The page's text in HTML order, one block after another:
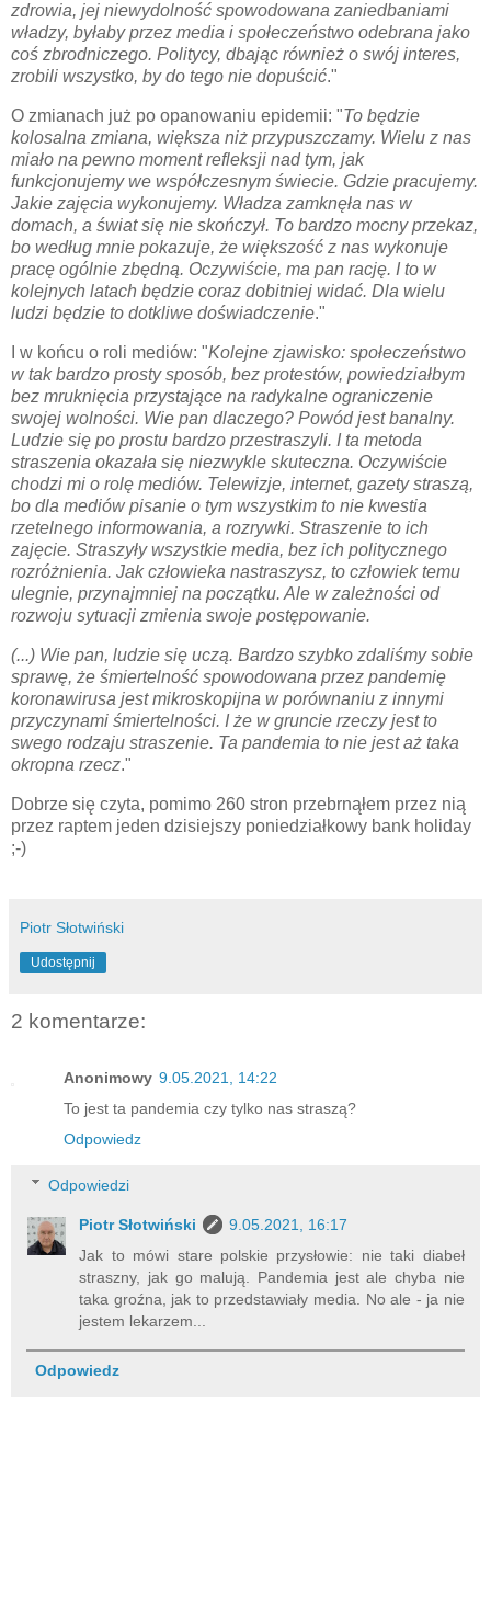
zdrowia, jej niewydolność spowodowana zaniedbaniami
władzy, byłaby przez media i społeczeństwo odebrana jako
coś zbrodniczego. Politycy, dbając również o swój interes,
zrobili wszystko, by do tego nie dopuścić."
O zmianach już po opanowaniu epidemii: "To będzie
kolosalna zmiana, większa niż przypuszczamy. Wielu z nas
miało na pewno moment refleksji nad tym, jak
funkcjonujemy we współczesnym świecie. Gdzie pracujemy.
Jakie zajęcia wykonujemy. Władza zamknęła nas w
domach, a świat się nie skończył. To bardzo mocny przekaz,
bo według mnie pokazuje, że większość z nas wykonuje
pracę ogólnie zbędną. Oczywiście, ma pan rację. I to w
kolejnych latach będzie coraz dobitniej widać. Dla wielu
ludzi będzie to dotkliwe doświadczenie."
I w końcu o roli mediów: "Kolejne zjawisko: społeczeństwo
w tak bardzo prosty sposób, bez protestów, powiedziałbym
bez mruknięcia przystające na radykalne ograniczenie
swojej wolności. Wie pan dlaczego? Powód jest banalny.
Ludzie się po prostu bardzo przestraszyli. I ta metoda
straszenia okazała się niezwykle skuteczna. Oczywiście
chodzi mi o rolę mediów. Telewizje, internet, gazety straszą,
bo dla mediów pisanie o tym wszystkim to nie kwestia
rzetelnego informowania, a rozrywki. Straszenie to ich
zajęcie. Straszyły wszystkie media, bez ich politycznego
rozróżnienia. Jak człowieka nastraszysz, to człowiek temu
ulegnie, przynajmniej na początku. Ale w zależności od
rozwoju sytuacji zmienia swoje postępowanie.
(...) Wie pan, ludzie się uczą. Bardzo szybko zdaliśmy sobie
sprawę, że śmiertelność spowodowana przez pandemię
koronawirusa jest mikroskopijna w porównaniu z innymi
przyczynami śmiertelności. I że w gruncie rzeczy jest to
swego rodzaju straszenie. Ta pandemia to nie jest aż taka
okropna rzecz."
Dobrze się czyta, pomimo 260 stron przebrnąłem przez nią
przez raptem jeden dzisiejszy poniedziałkowy bank holiday
;-)
Piotr Słotwiński
Udostępnij
2 komentarze:
Anonimowy 9.05.2021, 14:22
To jest ta pandemia czy tylko nas straszą?
Odpowiedz
Odpowiedzi
Piotr Słotwiński
9.05.2021, 16:17
Jak to mówi stare polskie przysłowie: nie taki diabeł
straszny, jak go malują. Pandemia jest ale chyba nie
taka groźna, jak to przedstawiały media. No ale - ja nie
jestem lekarzem...
Odpowiedz